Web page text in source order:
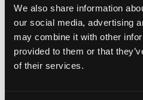
We also share information
our social media, advertising
may combine it with other
provided to them or that
of their services.
mayo 2024
septiembre 2023
junio 2023
enero 2023
febrero 2022